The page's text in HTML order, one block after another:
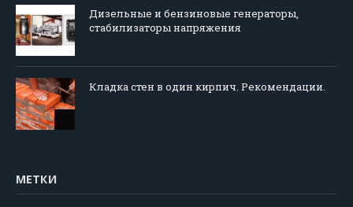
Дизельные и бензиновые генераторы,
стабилизаторы напряжения
Кладка стен в один кирпич. Рекомендации.
МЕТКИ